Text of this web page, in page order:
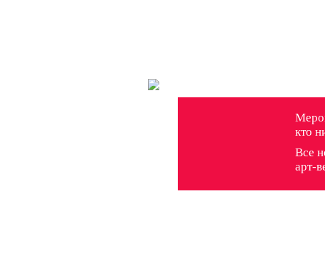
кто
Все
арт-